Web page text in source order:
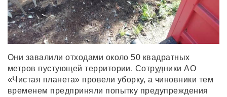
Они завалили отходами около 50 квадратных
метров пустующей территории. Сотрудники АО
«Чистая планета» провели уборку, а чиновники тем
временем предприняли попытку предупреждения